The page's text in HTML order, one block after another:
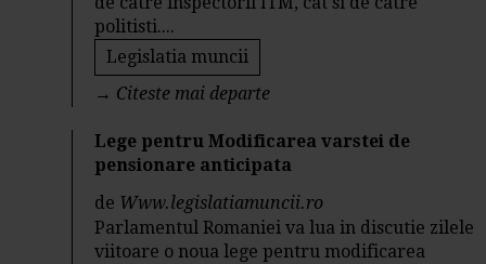
politisti....
Legislatia muncii
→ Citeste mai departe
Lege pentru Modificarea varstei de
pensionare anticipata
de Www.legislatiamuncii.ro
Parlamentul Romaniei va lua in discutie zilele
viitoare o noua lege pentru modificarea